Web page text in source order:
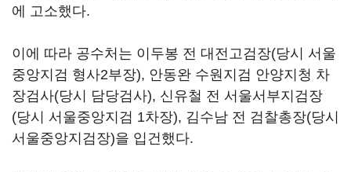
에 고소했다.
이에 따라 공수처는 이두봉 전 대전고검장(당시 서울
중앙지검 형사2부장), 안동완 수원지검 안양지청 차
장검사(당시 담당검사), 신유철 전 서울서부지검장
(당시 서울중앙지검 1차장), 김수남 전 검찰총장(당시
서울중앙지검장)을 입건했다.